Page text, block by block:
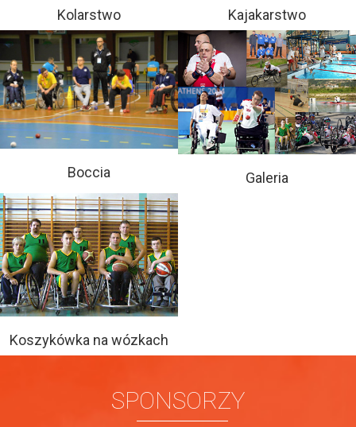
Kolarstwo Kajakarstwo
Boccia Galeria
Koszykówka na wózkach
SPONSORZY